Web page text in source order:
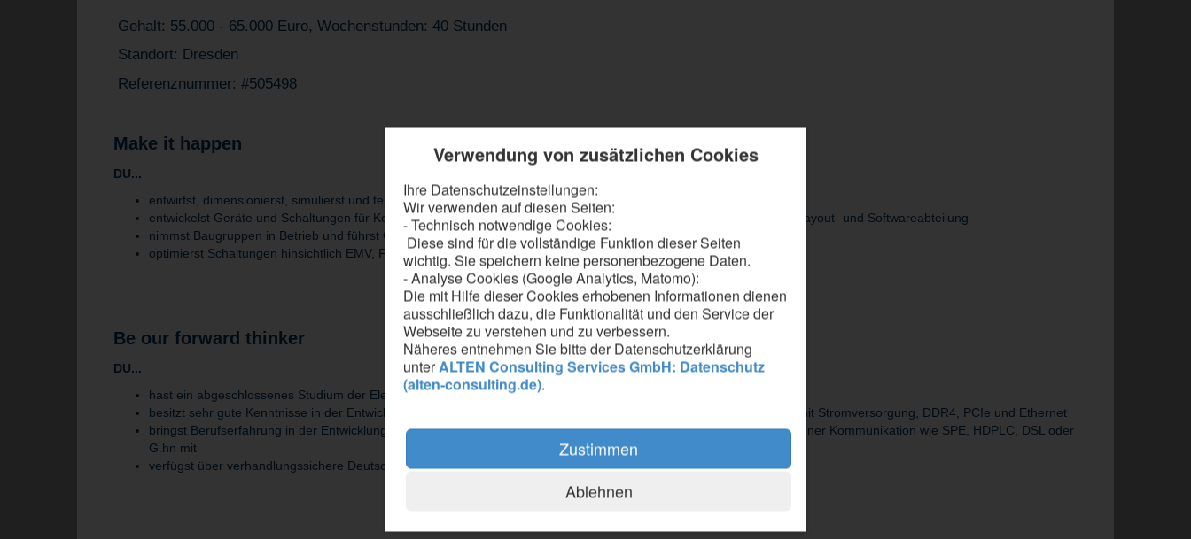
Verwendung von zusätzlichen Cookies
Ihre Datenschutzeinstellungen:
Wir verwenden auf diesen Seiten:
- Technisch notwendige Cookies:
Diese sind für die vollständige Funktion dieser Seiten
wichtig. Sie speichern keine personenbezogene Daten.
- Analyse Cookies (Google Analytics, Matomo):
Die mit Hilfe dieser Cookies erhobenen Informationen dienen
ausschließlich dazu, die Funktionalität und den Service der
Webseite zu verstehen und zu verbessern.
Näheres entnehmen Sie bitte der Datenschutzerklärung
unterALTEN Consulting Services GmbH: Datenschutz
(alten-consulting.de).
Zustimmen
Ablehnen
Gehalt: 55.000 - 65.000 Euro, Wochenstunden: 40 Stunden
Standort: Dresden
Referenznummer: #505498
Make it happen
DU...
entwirfst, dimensionierst, simulierst und testest analoge und digitale Schaltungsteile
entwickelst Geräte und Schaltungen für Kommunikations- und Industrieelektronik in enger Zusammenarbeit mit der Layout- und Softwareabteilung
nimmst Baugruppen in Betrieb und führst Qualifikation sowie messtechnische Prüfungen durch
optimierst Schaltungen hinsichtlich EMV, Fertigung sowie thermischer und mechanischer Eigenschaften
Be our forward thinker
DU...
hast ein abgeschlossenes Studium der Elektrotechnik, Nachrichtentechnik oder Elektronik
besitzt sehr gute Kenntnisse in der Entwicklung und Simulation analoger und digitaler Schaltungen sowie Erfahrung mit Stromversorgung, DDR4, PCIe und Ethernet
bringst Berufserfahrung in der Entwicklung komplexer Schaltungen sowie idealerweise Kenntnisse in leitungsgebundener Kommunikation wie SPE, HDPLC, DSL oder
G.hn mit
verfügst über verhandlungssichere Deutschkenntnisse und sehr gute Englischkenntnisse